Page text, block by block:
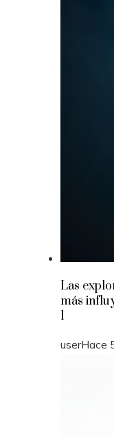
Las
más
1
userHace